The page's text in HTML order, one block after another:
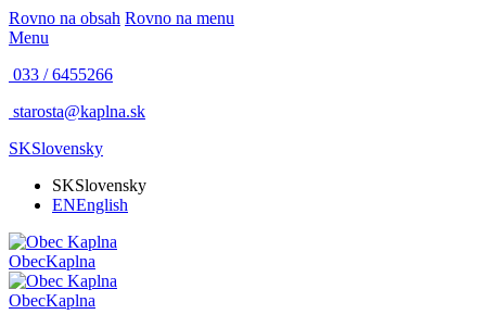
Rovno na obsah Rovno na menu
Menu
033 / 6455266
starosta@kaplna.sk
SKSlovensky
SKSlovensky
ENEnglish
ObecKaplna
ObecKaplna